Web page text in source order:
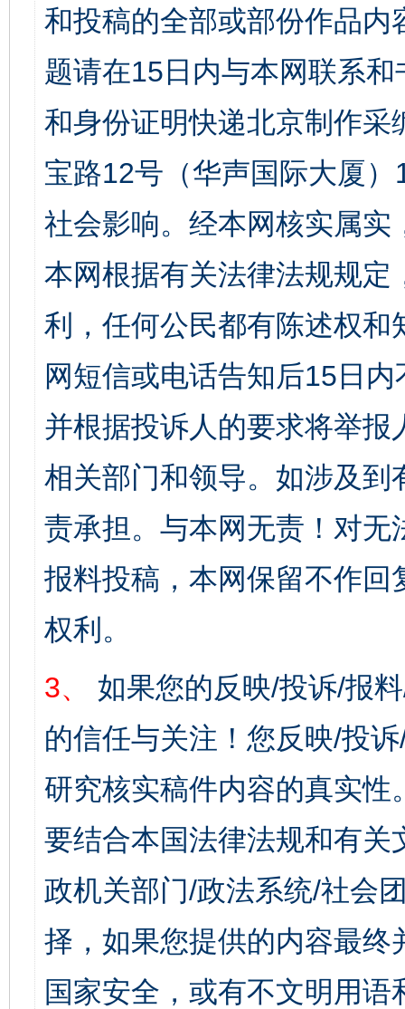
和投稿的全部或部份作品
题请在15日内与本网联系
和身份证明快递北京制作
宝路12号（华声国际大厦
社会影响。经本网核实属
本网根据有关法律法规规
利，任何公民都有陈述权
网短信或电话告知后15日
并根据投诉人的要求将举
相关部门和领导。如涉及
责承担。与本网无责！对
报料投稿，本网保留不作
权利。
3、
如果您的反映/投诉/报
的信任与关注！您反映/投
研究核实稿件内容的真实
要结合本国法律法规和有关
政机关部门/政法系统/社会
择，如果您提供的内容最
国家安全，或有不文明用